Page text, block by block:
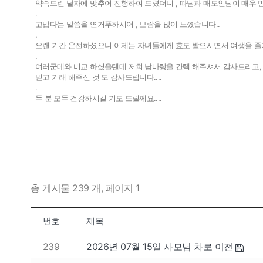
약속드린 날자에 맞추어 진행하여 드렸더니 , 따님과 매도인님이 매우
.
고맙다는 말씀을 연거푸하시어 , 보람을 많이 느꼈습니다..
.
오랜 기간 운전하셨으니 이제는 자녀들에게 효도 받으시면서 여생을
.
여러군데와 비교 하셨을텐데 저희 남바랑을 간택 해주셔서 감사드리고,
믿고 거래 해주신 것 도 감사드립니다....
.
두 분 모두 건강하시길 기도 드릴께요....
총 게시물 239 개, 페이지 1
번호 제목
239 2026년 07월 15일 사모님 차로 이전